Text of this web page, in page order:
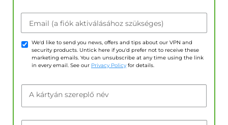
Email (a fiók aktiválásához szükséges)
We'd like to send you news, offers and tips about our VPN and
security products. Untick here if you'd prefer not to receive these
marketing emails. You can unsubscribe at any time using the link
in every email. See our Privacy Policy for details.
A kártyán szereplő név